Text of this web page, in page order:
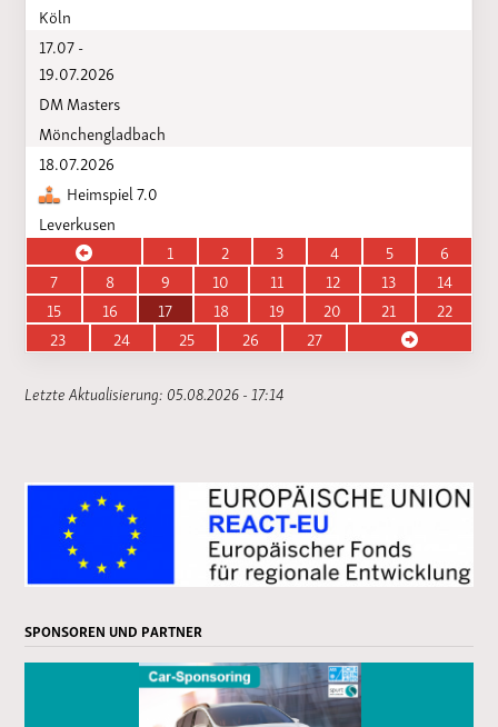
Köln
17.07 -
19.07.2026
DM Masters
Mönchengladbach
18.07.2026
Heimspiel 7.0
Leverkusen
1
2 3 4 5
6
7
8 9 10 11 12 13
14
15
16 17 18 19 20 21
22
23
24 25 26 27
Letzte Aktualisierung: 05.08.2026 - 17:14
SPONSOREN UND PARTNER